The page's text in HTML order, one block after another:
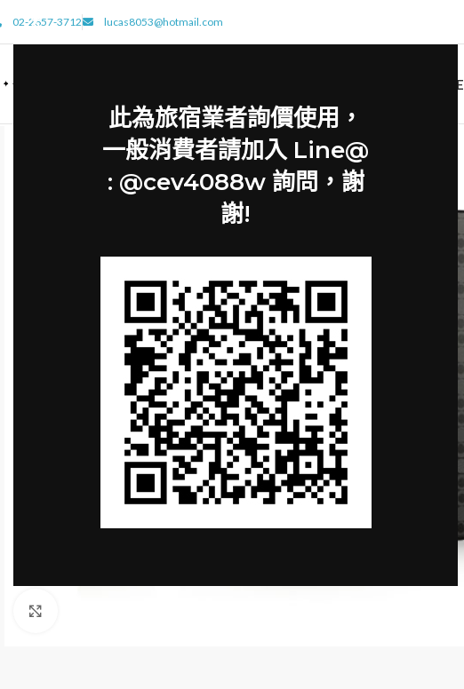
此為旅宿業者詢價使用，
一般消費者請加入 Line@
: @cev4088w 詢問，謝
謝!
02-2657-3712 lucas8053@hotmail.com
HOME